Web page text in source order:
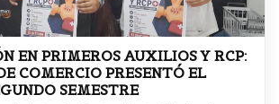
EN PRIMEROS AUXILIOS Y RCP:
COMERCIO PRESENTÓ EL
SEMESTRE